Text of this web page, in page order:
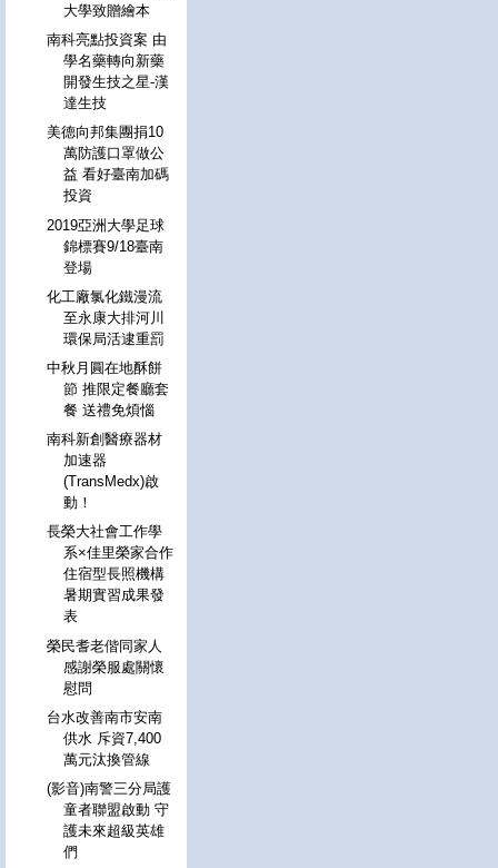
大學致贈繪本
南科亮點投資案 由
學名藥轉向新藥
開發生技之星-漢
達生技
美德向邦集團捐10
萬防護口罩做公
益 看好臺南加碼
投資
2019亞洲大學足球
錦標賽9/18臺南
登場
化工廠氯化鐵漫流
至永康大排河川
環保局活逮重罰
中秋月圓在地酥餅
節 推限定餐廳套
餐 送禮免煩惱
南科新創醫療器材
加速器
(TransMedx)啟
動！
長榮大社會工作學
系×佳里榮家合作
住宿型長照機構
暑期實習成果發
表
榮民耆老偕同家人
感謝榮服處關懷
慰問
台水改善南市安南
供水 斥資7,400
萬元汰換管線
(影音)南警三分局護
童者聯盟啟動 守
護未來超級英雄
們